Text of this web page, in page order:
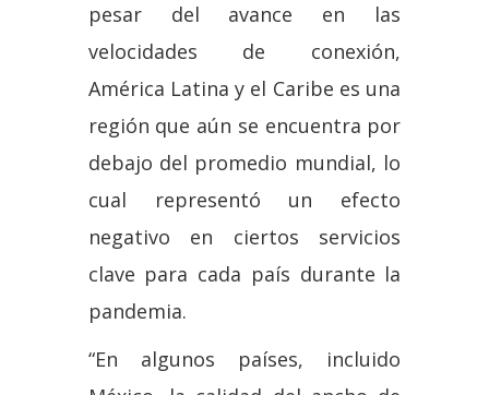
pesar del avance en las
velocidades de conexión,
América Latina y el Caribe es una
región que aún se encuentra por
debajo del promedio mundial, lo
cual representó un efecto
negativo en ciertos servicios
clave para cada país durante la
pandemia.
“En algunos países, incluido